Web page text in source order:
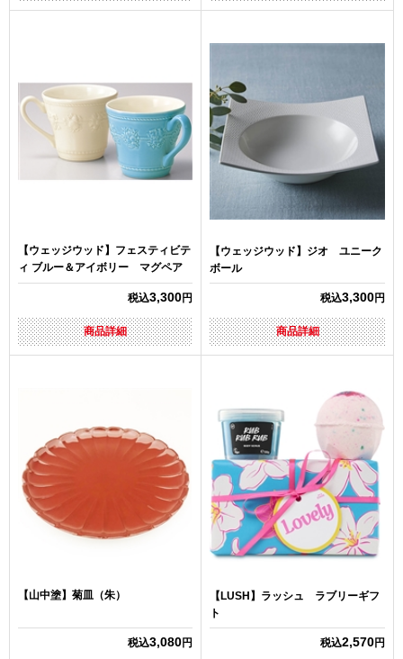
【ウェッジウッド】フェスティビテ
ィ ブルー＆アイボリー マグペア
税込3,300円
商品詳細
【ウェッジウッド】ジオ ユニーク
ボール
税込3,300円
商品詳細
【山中塗】菊皿（朱）
税込3,080円
【LUSH】ラッシュ ラブリーギフ
ト
税込2,570円